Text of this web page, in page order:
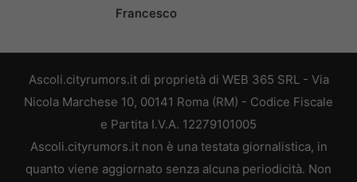
Francesco
Ascoli.cityrumors.it di proprietà di WEB 365 SRL - Via
Nicola Marchese 10, 00141 Roma (RM) - Codice Fiscale
e Partita I.V.A. 12279101005
Ascoli.cityrumors.it non è una testata giornalistica, in
quanto viene aggiornato senza alcuna periodicità. Non